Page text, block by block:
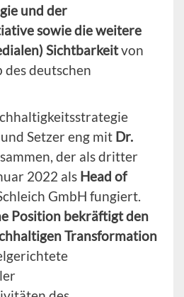
und der
sowie die weitere
Sichtbarkeitvon
deutschen
Setzer eng mit Dr.
der als dritter
2022 als Head of
GmbH fungiert.
Position bekräftigt den
Transformation